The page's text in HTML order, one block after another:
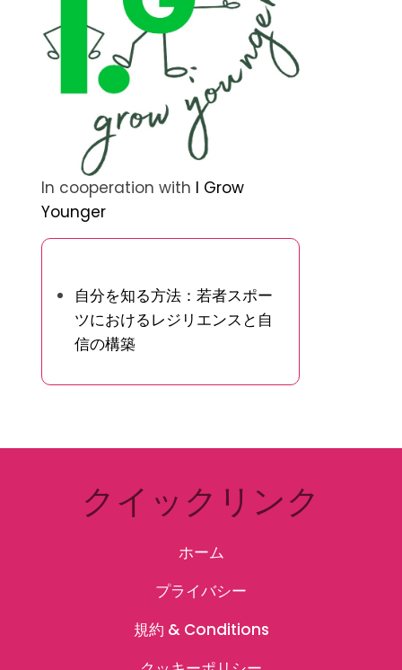
In cooperation with I Grow
Younger
自分を知る方法：若者スポー
ツにおけるレジリエンスと自
信の構築
クイックリンク
ホーム
プライバシー
規約 & Conditions